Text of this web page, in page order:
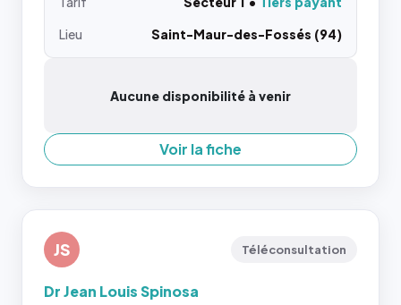
Lieu
Saint-Maur-des-Fossés (94)
Aucune disponibilité à venir
Voir la fiche
JS Téléconsultation
Dr Jean Louis Spinosa